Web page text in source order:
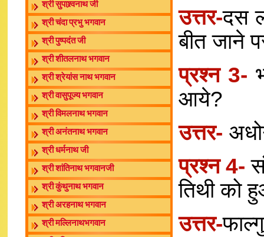
श्री सुपाश्र्वनाथ जी
श्री चंदा प्रभु भगवान
श्री पुष्पदंत जी
श्री शीतलनाथ भगवान
श्री श्रेयांस नाथ भगवान
श्री वासुपूज्य भगवान
श्री विमलनाथ भगवान
श्री अनंतनाथ भगवान
श्री धर्मनाथ जी
श्री शांतिनाथ भगवानजी
श्री कुंथुनाथ भगवान
श्री अरहनाथ भगवान
श्री मल्लिनाथभगवान
उत्तर-दस
बीत जाने
प्रश्न 3-
आये?
उत्तर-
प्रश्न 4-
तिथी को
उत्तर-